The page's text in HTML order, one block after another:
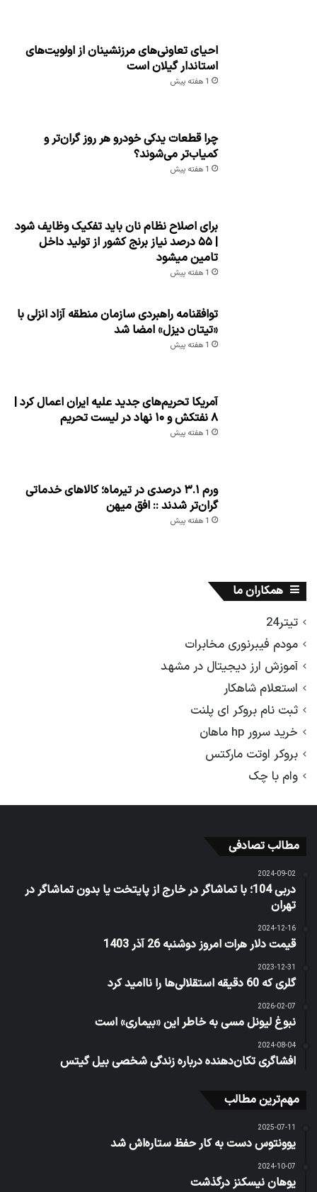
احیای تعاونی‌های مرزنشینان از اولویت‌های
استاندار گیلان است
1 هفته پیش
چرا قطعات یدکی خودرو هر روز گران‌تر و
کمیاب‌تر می‌شوند؟
1 هفته پیش
برای اصلاح نظام نان باید تفکیک وظایف شود
| ۵۵ درصد نیاز برنج کشور از تولید داخل
تامین میشود
1 هفته پیش
توافقنامه راهبردی سازمان منطقه آزاد انزلی با
«تیتان دیزل» امضا شد
1 هفته پیش
آمریکا تحریم‌های جدید علیه ایران اعمال کرد |
۸ نفتکش و ۱۰ نهاد در لیست تحریم
1 هفته پیش
ورم ۳.۱ درصدی در تیرماه؛ کالاهای خدماتی
گران‌تر شدند :: افق میهن
1 هفته پیش
همکاران ما
تیتر24
مودم فیبرنوری مخابرات
آموزش ارز دیجیتال در مشهد
استعلام شاهکار
ثبت نام بروکر ای پلنت
خرید سرور hp ماهان
بروکر اوتت مارکتس
وام با چک
مطالب تصادفی
2024-09-02
دربی 104؛ با تماشاگر در خارج از پایتخت یا بدون تماشاگر در
تهران
2024-12-16
قیمت دلار هرات امروز دوشنبه 26 آذر 1403
2023-12-31
گلری که 60 دقیقه استقلالی‌ها را ناامید کرد
2026-02-07
نبوغ لیونل مسی به خاطر این «بیماری» است
2024-08-04
افشاگری تکان‌دهنده درباره زندگی شخصی بیل گیتس
مهم‌ترین مطالب
2025-07-11
یوونتوس دست به کار حفظ ستاره‌اش شد
2024-10-07
یوهان نیسکنز درگذشت